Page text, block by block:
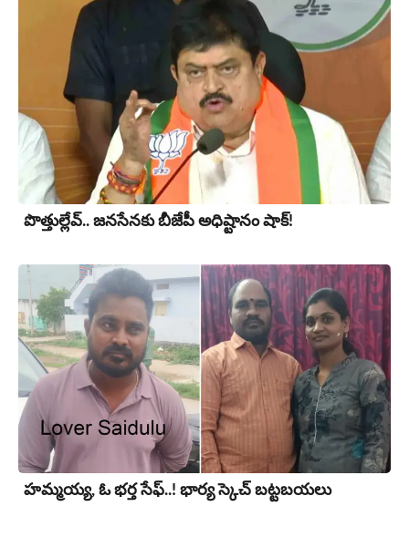
పొత్తుల్లేవ్.. జనసేనకు బీజేపీ అధిష్టానం షాక్!
హ‌మ్మ‌య్య, ఓ భ‌ర్త సేఫ్..! భార్య‌ స్కెచ్ బ‌ట్ట‌బ‌య‌లు